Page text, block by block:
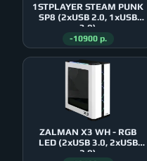
1STPLAYER STEAM PUNK
SP8 (2xUSB 2.0, 1xUSB
3.0)
-10900 р.
ZALMAN X3 WH - RGB
LED (2xUSB 3.0, 2xUSB
2.0)